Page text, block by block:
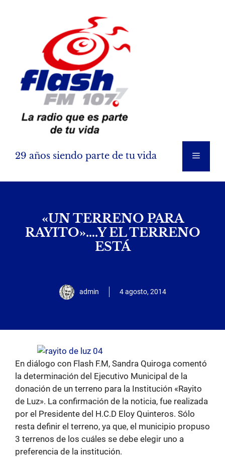
29 años siendo parte de tu vida Menú
«UN TERRENO PARA
RAYITO»….Y EL TERRENO
ESTÁ
admin 4 agosto, 2014
En diálogo con Flash F.M, Sandra Quiroga comentó
la determinación del Ejecutivo Municipal de la
donación de un terreno para la Institución «Rayito
de Luz». La confirmación de la noticia, fue realizada
por el Presidente del H.C.D Eloy Quinteros. Sólo
resta definir el terreno, ya que, el municipio propuso
3 terrenos de los cuáles se debe elegir uno a
preferencia de la institución.